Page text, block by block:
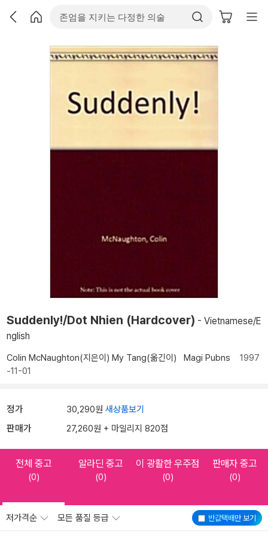
Suddenly!/Dot Nhien (Hardcover) - Vietnamese/E
nglish
Colin McNaughton(지은이) My Tang(옮긴이) Magi Pubns
1997
-11-01
정가 30,290원 새상품보기
판매가 27,260원 + 마일리지 820점
전체 중고
(0)
알라딘 중고
(0)
이 광활한 우주점
(0)
판매자 중고
(0)
반값택배만 보기
저가격순 모든 품질 등급